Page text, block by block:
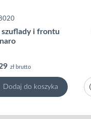
i frontu
zł brutto
Dodaj do koszyka